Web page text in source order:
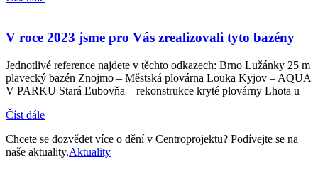
V roce 2023 jsme pro Vás zrealizovali tyto bazény
Jednotlivé reference najdete v těchto odkazech: Brno Lužánky 25 m
plavecký bazén Znojmo – Městská plovárna Louka Kyjov – AQUA
V PARKU Stará Ľubovňa – rekonstrukce kryté plovárny Lhota u
Číst dále
Chcete se dozvědet více o dění v Centroprojektu? Podívejte se na
naše aktuality.Aktuality